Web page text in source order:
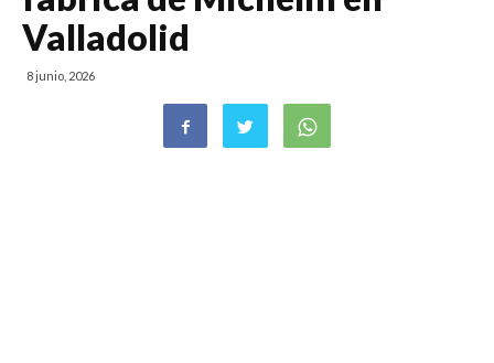
Valladolid
8 junio, 2026